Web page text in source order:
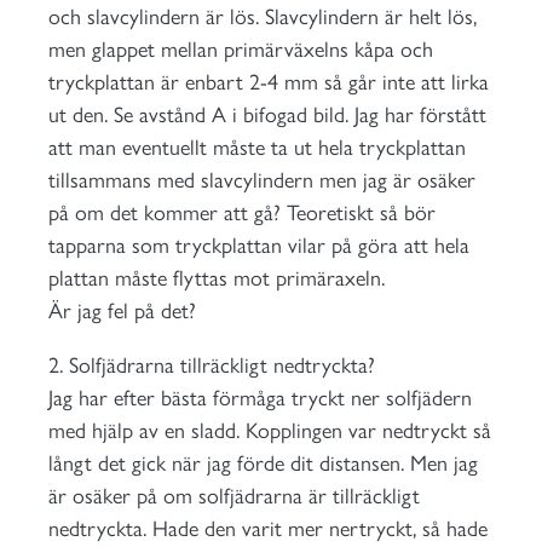
och slavcylindern är lös. Slavcylindern är helt lös,
men glappet mellan primärväxelns kåpa och
tryckplattan är enbart 2-4 mm så går inte att lirka
ut den. Se avstånd A i bifogad bild. Jag har förstått
att man eventuellt måste ta ut hela tryckplattan
tillsammans med slavcylindern men jag är osäker
på om det kommer att gå? Teoretiskt så bör
tapparna som tryckplattan vilar på göra att hela
plattan måste flyttas mot primäraxeln.
Är jag fel på det?
2. Solfjädrarna tillräckligt nedtryckta?
Jag har efter bästa förmåga tryckt ner solfjädern
med hjälp av en sladd. Kopplingen var nedtryckt så
långt det gick när jag förde dit distansen. Men jag
är osäker på om solfjädrarna är tillräckligt
nedtryckta. Hade den varit mer nertryckt, så hade